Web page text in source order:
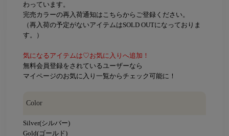
わっています。
完売カラーの再入荷通知はこちらからご登録ください。
（再入荷の予定がないアイテムはSOLD OUTになっておりま
す。）
気になるアイテムは♡お気に入りへ追加！
無料会員登録をされているユーザーなら
マイページのお気に入り一覧からチェック可能に！
Color
Silver(シルバー)
Gold(ゴールド)